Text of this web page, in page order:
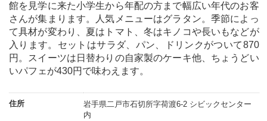
館を見学に来た小学生から年配の方まで幅広い年代のお客
さんが集まります。人気メニューはグラタン。季節によっ
て具材が変わり、夏はトマト、冬はキノコや長いもなどが
入ります。セットはサラダ、パン、ドリンクがついて870
円。スイーツは日替わりの自家製のケーキ他、ちょうどい
いパフェが430円で味わえます。
住所
岩手県二戸市石切所字荷渡6-2 シビックセンター
内